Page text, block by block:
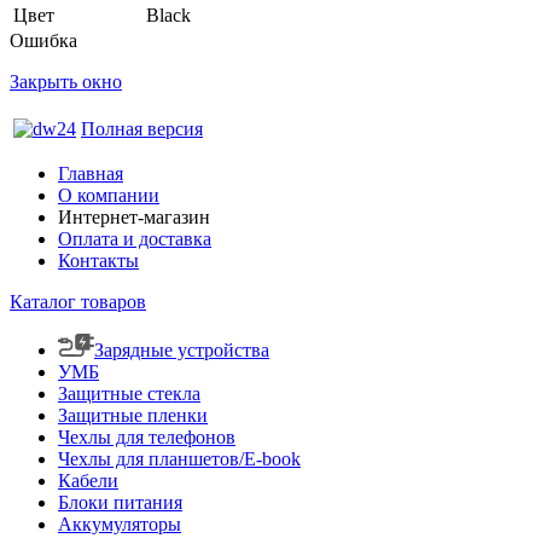
Цвет
Black
Ошибка
Закрыть окно
Полная версия
Главная
О компании
Интернет-магазин
Оплата и доставка
Контакты
Каталог товаров
Зарядные устройства
УМБ
Защитные стекла
Защитные пленки
Чехлы для телефонов
Чехлы для планшетов/E-book
Кабели
Блоки питания
Аккумуляторы